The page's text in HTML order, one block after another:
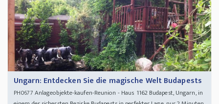
Ungarn: Entdecken Sie die magische Welt Budapests
PH0677 Anlageobjekte-kaufen-Reunion - Haus 1162 Budapest, Ungarn, in